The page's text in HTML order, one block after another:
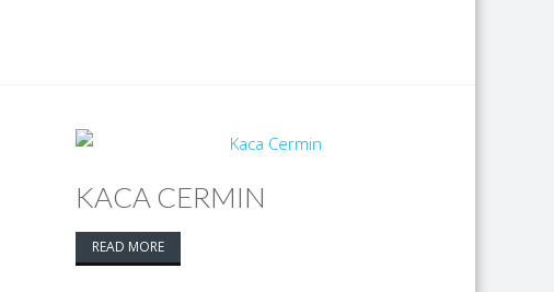
KACA CERMIN
READ MORE